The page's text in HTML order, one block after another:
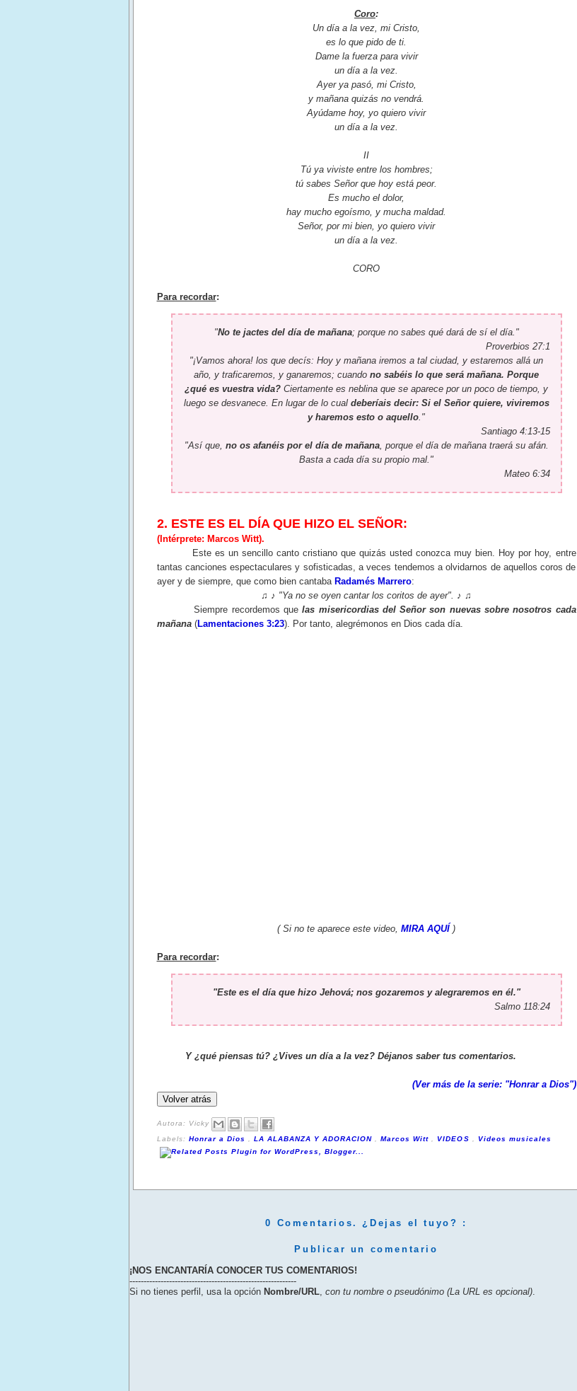
Coro:
Un día a la vez, mi Cristo,
es lo que pido de ti.
Dame la fuerza para vivir
un día a la vez.
Ayer ya pasó, mi Cristo,
y mañana quizás no vendrá.
Ayúdame hoy, yo quiero vivir
un día a la vez.
II
Tú ya viviste entre los hombres;
tú sabes Señor que hoy está peor.
Es mucho el dolor,
hay mucho egoísmo, y mucha maldad.
Señor, por mi bien, yo quiero vivir
un día a la vez.
CORO
Para recordar:
"No te jactes del día de mañana; porque no sabes qué dará de sí el día."
Proverbios 27:1
"¡Vamos ahora! los que decís: Hoy y mañana iremos a tal ciudad, y estaremos allá un
año, y traficaremos, y ganaremos; cuando no sabéis lo que será mañana. Porque
¿qué es vuestra vida? Ciertamente es neblina que se aparece por un poco de tiempo, y
luego se desvanece. En lugar de lo cual deberíais decir: Si el Señor quiere, viviremos
y haremos esto o aquello ."
Santiago 4:13-15
"Así que, no os afanéis por el día de mañana, porque el día de mañana traerá su afán.
Basta a cada día su propio mal."
Mateo 6:34
2. ESTE ES EL DÍA QUE HIZO EL SEÑOR:
(Intérprete: Marcos Witt).
Este es un sencillo canto cristiano que quizás usted conozca muy bien. Hoy por hoy, entre
tantas canciones espectaculares y sofisticadas, a veces tendemos a olvidarnos de aquellos coros de
ayer y de siempre, que como bien cantaba Radamés Marrero:
♫ ♪ "Ya no se oyen cantar los coritos de ayer". ♪ ♫
Siempre recordemos quelas misericordias del Señor son nuevas sobre nosotros cada
mañana(Lamentaciones 3:23). Por tanto, alegrémonos en Dios cada día.
( Si no te aparece este video, MIRA AQUÍ )
Para recordar:
"Este es el día que hizo Jehová; nos gozaremos y alegraremos en él."
Salmo 118:24
Y ¿qué piensas tú? ¿Vives un día a la vez? Déjanos saber tus comentarios.
(Ver más de la serie: "Honrar a Dios")
Autora: Vicky
Labels: Honrar a Dios LA ALABANZA Y ADORACION ,Marcos Witt ,VIDEOS Videos musicales
0 Comentarios. ¿Dejas el tuyo? :
Publicar un comentario
¡NOS ENCANTARÍA CONOCER TUS COMENTARIOS!
-----------------------------------------------------------
Si no tienes perfil, usa la opción Nombre/URL, con tu nombre o pseudónimo (La URL es opcional).